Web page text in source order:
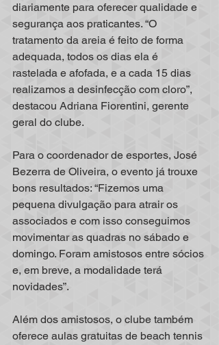
diariamente para oferecer qualidade e
segurança aos praticantes. “O
tratamento da areia é feito de forma
adequada, todos os dias ela é
rastelada e afofada, e a cada 15 dias
realizamos a desinfecção com cloro”,
destacou Adriana Fiorentini, gerente
geral do clube.
Para o coordenador de esportes, José
Bezerra de Oliveira, o evento já trouxe
bons resultados: “Fizemos uma
pequena divulgação para atrair os
associados e com isso conseguimos
movimentar as quadras no sábado e
domingo. Foram amistosos entre sócios
e, em breve, a modalidade terá
novidades”.
Além dos amistosos, o clube também
oferece aulas gratuitas de beach tennis